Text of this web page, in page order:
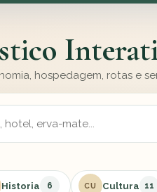
hospedagem, rotas e
Historia 6 CU Cultura 11